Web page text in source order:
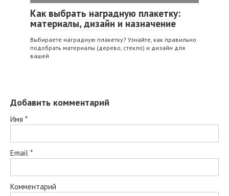
Как выбрать наградную плакетку:
материалы, дизайн и назначение
Выбираете наградную плакетку? Узнайте, как правильно
подобрать материалы (дерево, стекло) и дизайн для
вашей
Добавить комментарий
Имя *
Email *
Комментарий